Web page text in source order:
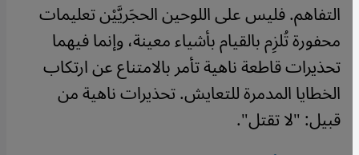
التفاهم. فليس على اللوحين الحجَريَّيْن تعليمات
محفورة تُلزِم بالقيام بأشياء معينة، وإنما فيهما
تحذيرات قاطعة ناهية تأمر بالامتناع عن ارتكاب
الخطايا المدمرة للتعايش. تحذيرات ناهية من
قبيل: "لا تقتل".